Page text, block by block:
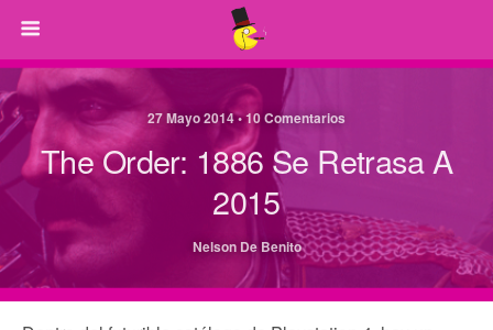
27 Mayo 2014 • 10 Comentarios
The Order: 1886 Se Retrasa A
2015
Nelson De Benito